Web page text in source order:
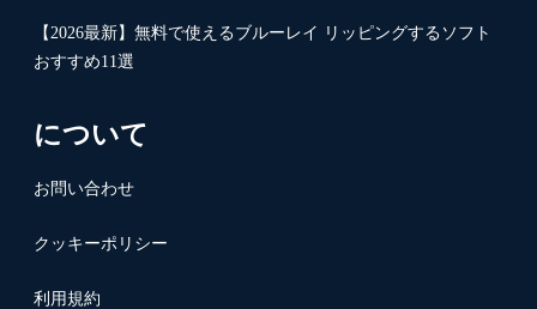
【2026最新】無料で使えるブルーレイ リッピングするソフト
おすすめ11選
について
お問い合わせ
クッキーポリシー
利用規約